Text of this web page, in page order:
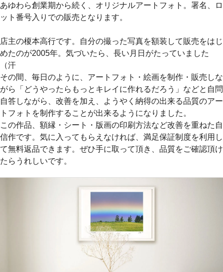
あゆわら創業期から続く、オリジナルアートフォト。署名、ロ
ット番号入りでの販売となります。
店主の榎本高行です。自分の撮った写真を額装して販売をはじ
めたのが2005年。気づいたら、長い月日がたっていました
（汗
その間、毎日のように、アートフォト・絵画を制作・販売しな
がら「どうやったらもっとキレイに作れるだろう」などと自問
自答しながら、改善を加え、ようやく納得の出来る品質のアー
トフォトを制作することが出来るようになりました。
この作品、額縁・シート・版画の印刷方法など改善を重ねた自
信作です。気に入ってもらえなければ、満足保証制度を利用し
て無料返品できます。ぜひ手に取って頂き、品質をご確認頂け
たらうれしいです。